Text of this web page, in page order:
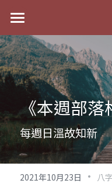
最新消息
關於我
實體經營
祖傳命理
手工印鑑
課程介紹
五行八字學
後天派陽宅
Blog
黃金會員專區
試閱專區
《本週部落
每週日溫故知新
2021年10月23日 · 八
八字線上完整班
科學八字推理PDF
《十神高階實戰錄
1美元超值PDF